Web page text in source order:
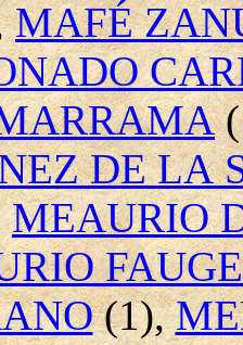
MAFÉ
DE LA
MEAURIO
(1),